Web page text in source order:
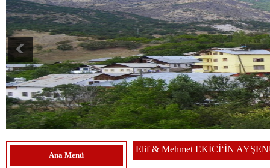
Ana Menü
Elif & Mehmet EKİCİ‘İN